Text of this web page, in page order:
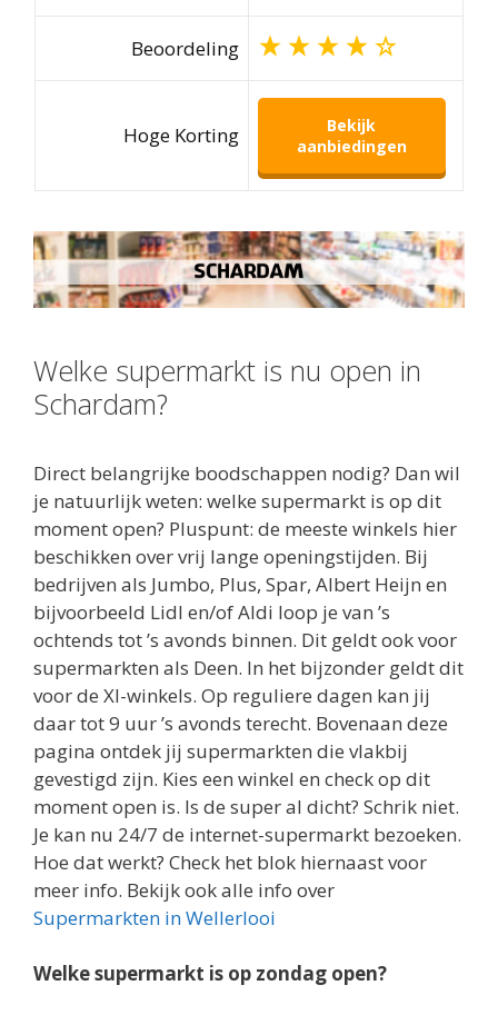
Beoordeling
Hoge Korting
Bekijk
aanbiedingen
Welke supermarkt is nu open in
Schardam?
Direct belangrijke boodschappen nodig? Dan wil
je natuurlijk weten: welke supermarkt is op dit
moment open? Pluspunt: de meeste winkels hier
beschikken over vrij lange openingstijden. Bij
bedrijven als Jumbo, Plus, Spar, Albert Heijn en
bijvoorbeeld Lidl en/of Aldi loop je van ’s
ochtends tot ’s avonds binnen. Dit geldt ook voor
supermarkten als Deen. In het bijzonder geldt dit
voor de Xl-winkels. Op reguliere dagen kan jij
daar tot 9 uur ’s avonds terecht. Bovenaan deze
pagina ontdek jij supermarkten die vlakbij
gevestigd zijn. Kies een winkel en check op dit
moment open is. Is de super al dicht? Schrik niet.
Je kan nu 24/7 de internet-supermarkt bezoeken.
Hoe dat werkt? Check het blok hiernaast voor
meer info. Bekijk ook alle info over
Supermarkten in Wellerlooi
Welke supermarkt is op zondag open?